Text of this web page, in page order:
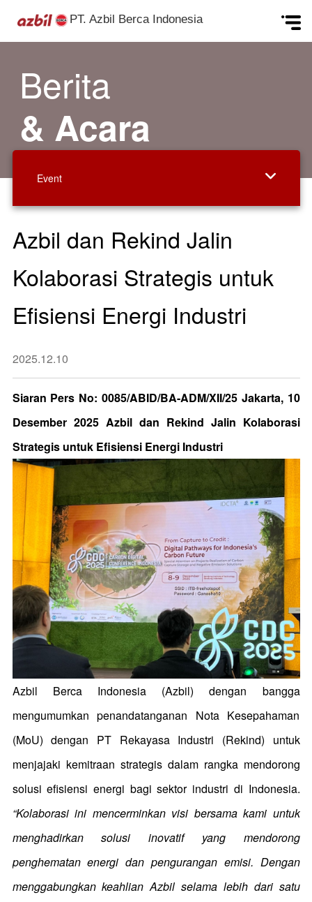
PT. Azbil Berca Indonesia
Berita
& Acara
Event
Azbil dan Rekind Jalin
Kolaborasi Strategis untuk
Efisiensi Energi Industri
2025.12.10
Siaran Pers No: 0085/ABID/BA-ADM/XII/25 Jakarta, 10
Desember 2025 Azbil dan Rekind Jalin Kolaborasi
Strategis untuk Efisiensi Energi Industri
Azbil Berca Indonesia (Azbil) dengan bangga
mengumumkan penandatanganan Nota Kesepahaman
(MoU) dengan PT Rekayasa Industri (Rekind) untuk
menjajaki kemitraan strategis dalam rangka mendorong
solusi efisiensi energi bagi sektor industri di Indonesia.
“Kolaborasi ini mencerminkan visi bersama kami untuk
menghadirkan solusi inovatif yang mendorong
penghematan energi dan pengurangan emisi. Dengan
menggabungkan keahlian Azbil selama lebih dari satu